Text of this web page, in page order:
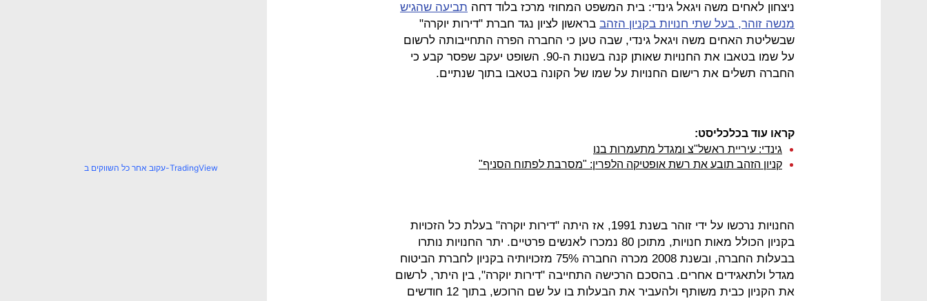
ניצחון לאחים משה ויגאל גינדי: בית המשפט המחוזי מרכז בלוד דחה תביעה שהגיש
מנשה זוהר, בעל שתי חנויות בקניון הזהב בראשון לציון נגד חברת "דירות יוקרה"
שבשליטת האחים משה ויגאל גינדי, שבה טען כי החברה הפרה התחייבותה לרשום
על שמו בטאבו את החנויות שאותן קנה בשנות ה-90. השופט יעקב שפסר קבע כי
החברה תשלים את רישום החנויות על שמו של הקונה בטאבו בתוך שנתיים.
קראו עוד בכלכליסט:
גינדי: עיריית ראשל"צ ומגדל מתעמרות בנו
קניון הזהב תובע את רשת אופטיקה הלפרין: "מסרבת לפתוח הסניף"
החנויות נרכשו על ידי זוהר בשנת 1991, אז היתה "דירות יוקרה" בעלת כל הזכויות
בקניון הכולל מאות חנויות, מתוכן 80 נמכרו לאנשים פרטיים. יתר החנויות נותרו
בבעלות החברה, ובשנת 2008 מכרה החברה 75% מזכויותיה בקניון לחברת הביטוח
מגדל ולתאגידים אחרים. בהסכם הרכישה התחייבה "דירות יוקרה", בין היתר, לרשום
את הקניון כבית משותף ולהעביר את הבעלות בו על שם הרוכש, בתוך 12 חודשים
עקוב אחר כל השווקים ב-TradingView